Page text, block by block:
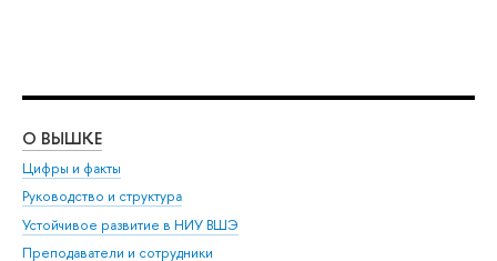
О ВЫШКЕ
Цифры и факты
Руководство и структура
Устойчивое развитие в НИУ ВШЭ
Преподаватели и сотрудники